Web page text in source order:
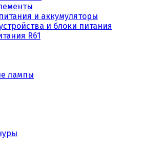
и аккумуляторы
и блоки питания
R61
лампы